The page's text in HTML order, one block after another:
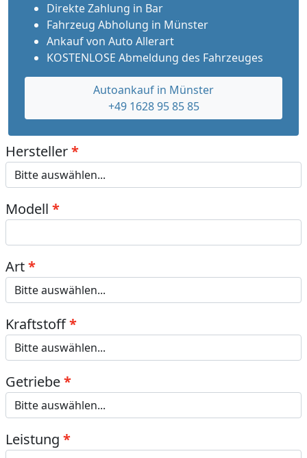
Direkte Zahlung in Bar
Fahrzeug Abholung in Münster
Ankauf von Auto Allerart
KOSTENLOSE Abmeldung des Fahrzeuges
Autoankauf in Münster
+49 1628 95 85 85
Hersteller
Modell
Art
Kraftstoff
Getriebe
Leistung